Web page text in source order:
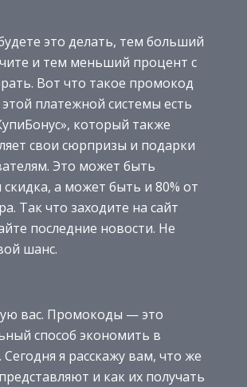
это делать, тем больший
и тем меньший процент с
Вот что такое промокод
этой платежной системы есть
который также
свои сюрпризы и подарки
Это может быть
а может быть и 80% от
Так что заходите на сайт
последние новости. Не
шанс.
вас. Промокоды — это
способ экономить в
Сегодня я расскажу вам, что же
и как их получать